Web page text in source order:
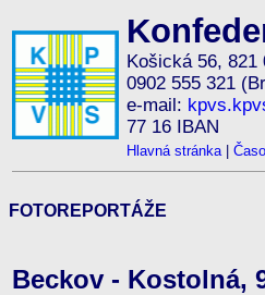
Košická 56, 821
0902 555 321
e-mail:
77 16 IBAN
Hlavná stránka|
FOTOREPORTÁŽE
Beckov - Kostolná,